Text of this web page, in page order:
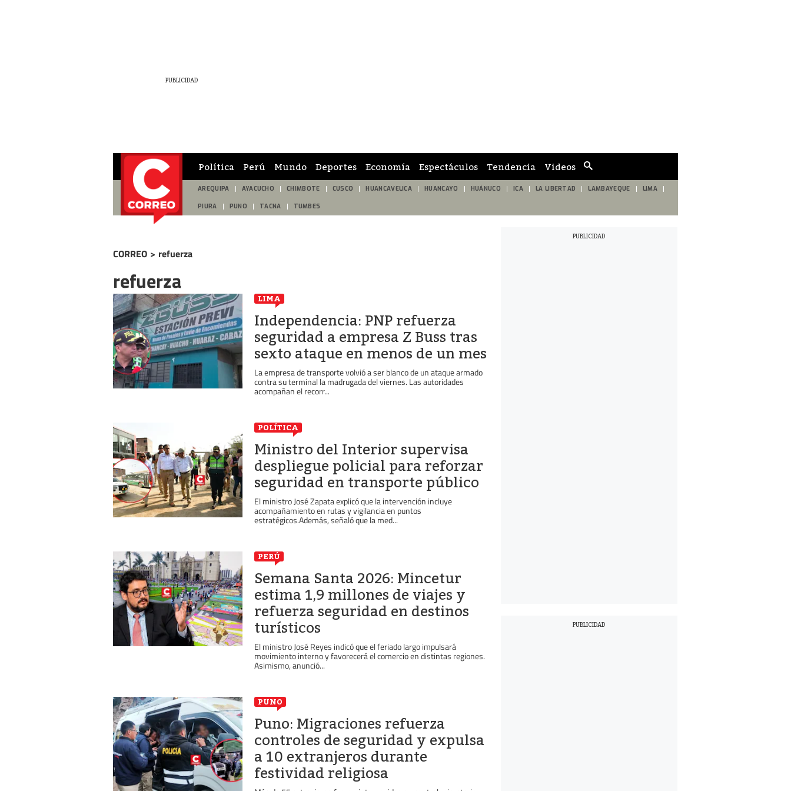
de
búsqueda
Política Perú Mundo Deportes Economía Espectáculos Tendencia Videos
AREQUIPA AYACUCHO CHIMBOTE CUSCO HUANCAVELICA HUANCAYO HUÁNUCO ICA LA LIBERTAD LAMBAYEQUE LIMA
PIURA PUNO TACNA TUMBES
CORREO > refuerza
refuerza
LIMA
Independencia: PNP refuerza
seguridad a empresa Z Buss tras
sexto ataque en menos de un mes
La empresa de transporte volvió a ser blanco de un ataque armado
contra su terminal la madrugada del viernes. Las autoridades
acompañan el recorr...
POLÍTICA
Ministro del Interior supervisa
despliegue policial para reforzar
seguridad en transporte público
El ministro José Zapata explicó que la intervención incluye
acompañamiento en rutas y vigilancia en puntos
estratégicos.Además, señaló que la med...
PERÚ
Semana Santa 2026: Mincetur
estima 1,9 millones de viajes y
refuerza seguridad en destinos
turísticos
El ministro José Reyes indicó que el feriado largo impulsará
movimiento interno y favorecerá el comercio en distintas regiones.
Asimismo, anunció...
PUNO
Puno: Migraciones refuerza
controles de seguridad y expulsa
a 10 extranjeros durante
festividad religiosa